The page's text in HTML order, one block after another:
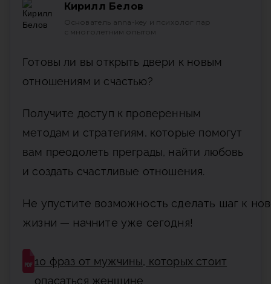
Кирилл Белов
Основатель anna-key и психолог пар
с многолетним опытом
Готовы ли вы открыть двери к новым
отношениям и счастью?
Получите доступ к проверенным
методам и стратегиям, которые помогут
вам преодолеть преграды, найти любовь
и создать счастливые отношения.
Не упустите возможность сделать шаг к
жизни — начните уже сегодня!
10 фраз от мужчины, которых стоит
опасаться женщине